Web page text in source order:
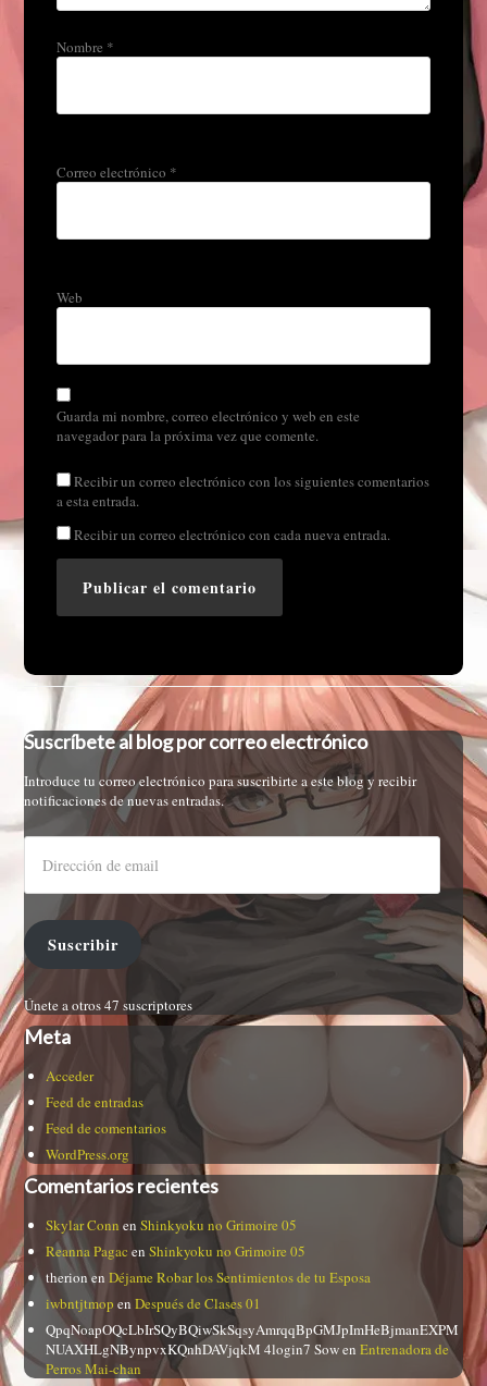
Nombre *
Correo electrónico *
Web
Guarda mi nombre, correo electrónico y web en este
navegador para la próxima vez que comente.
Recibir un correo electrónico con los siguientes comentarios
a esta entrada.
Recibir un correo electrónico con cada nueva entrada.
Suscríbete al blog por correo electrónico
Introduce tu correo electrónico para suscribirte a este blog y recibir
notificaciones de nuevas entradas.
Suscribir
Únete a otros 47 suscriptores
Meta
Acceder
Feed de entradas
Feed de comentarios
WordPress.org
Comentarios recientes
Skylar Conn enShinkyoku no Grimoire 05
Reanna Pagac enShinkyoku no Grimoire 05
therionenDéjame Robar los Sentimientos de tu Esposa
iwbntjtmop enDespués de Clases 01
QpqNoapOQcLbIrSQyBQiwSkSqsyAmrqqBpGMJpImHeBjmanEXPM
NUAXHLgNBynpvxKQnhDAVjqkM 4login7 SowenEntrenadora de
Perros Mai-chan